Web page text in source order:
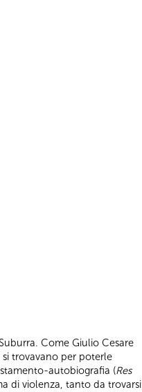
Come Giulio Cesare
trovavano per poterle
autobiografia (Res
di violenza, tanto da trovarsi